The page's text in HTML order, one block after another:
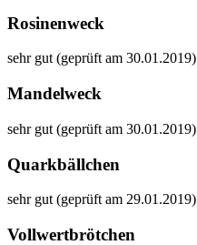
Rosinenweck
sehr gut (geprüft am 30.01.2019)
Mandelweck
sehr gut (geprüft am 30.01.2019)
Quarkbällchen
sehr gut (geprüft am 29.01.2019)
Vollwertbrötchen